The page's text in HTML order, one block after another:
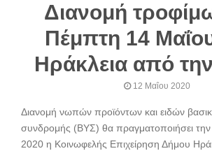
Διανομή
Πέμπτη 14
Ηράκλεια από
12 Μαΐου 2020
Διανομή νωπών προϊόντων και ειδών
συνδρομής (ΒΥΣ) θα πραγματοποιήσει
2020 η Κοινωφελής Επιχείρηση Δήμου